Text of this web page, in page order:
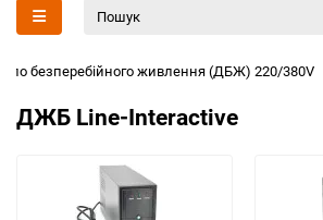
безперебійного живлення (ДБЖ) 220/380V
ДЖБ Line-Interactive